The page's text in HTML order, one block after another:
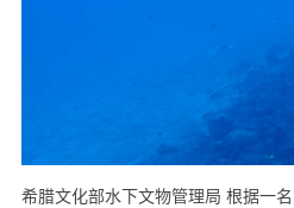
希腊文化部水下文物管理局 根据一